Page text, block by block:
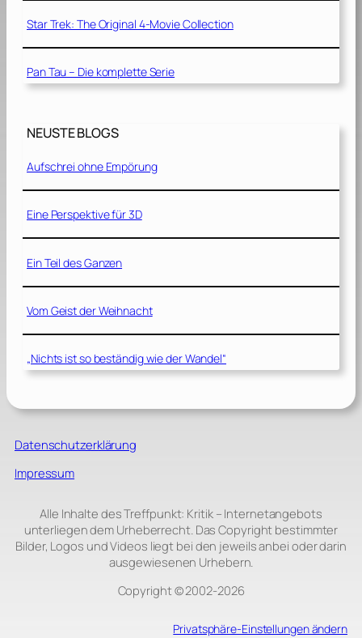
Star Trek: The Original 4-Movie Collection
Pan Tau – Die komplette Serie
NEUSTE BLOGS
Aufschrei ohne Empörung
Eine Perspektive für 3D
Ein Teil des Ganzen
Vom Geist der Weihnacht
„Nichts ist so beständig wie der Wandel“
Datenschutzerklärung
Impressum
Alle Inhalte des Treffpunkt: Kritik – Internetangebots
unterliegen dem Urheberrecht. Das Copyright bestimmter
Bilder, Logos und Videos liegt bei den jeweils anbei oder darin
ausgewiesenen Urhebern.
Copyright © 2002‑2026
Privatsphäre-Einstellungen ändern